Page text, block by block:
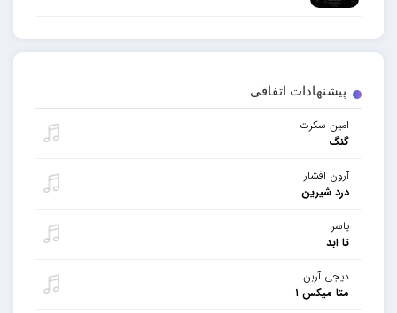
پیشنهادات اتفاقی
امین سکرت
گنگ
آرون افشار
درد شیرین
یاسر
تا ابد
دیجی‌ آربن
متا میکس ۱